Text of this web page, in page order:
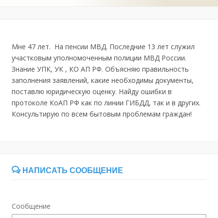
Мне 47 лет. На пенсии МВД. Последние 13 лет служил
участковым уполномоченным полиции МВД России.
Знание УПК, УК , КО АП РФ. Объясняю правильность
заполнения заявлений, какие необходимы документы,
поставлю юридическую оценку. Найду ошибки в
протоколе КоАП РФ как по линии ГИБДД, так и в других.
Консультирую по всем бытовым проблемам граждан!
НАПИСАТЬ СООБЩЕНИЕ
Сообщение